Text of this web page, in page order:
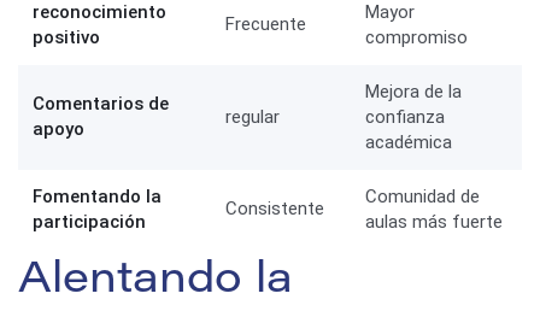
reconocimiento
positivo
Frecuente
Mayor
compromiso
Comentarios de
apoyo
regular
Mejora de la
confianza
académica
Fomentando la
participación
Consistente
Comunidad de
aulas más fuerte
Alentando la